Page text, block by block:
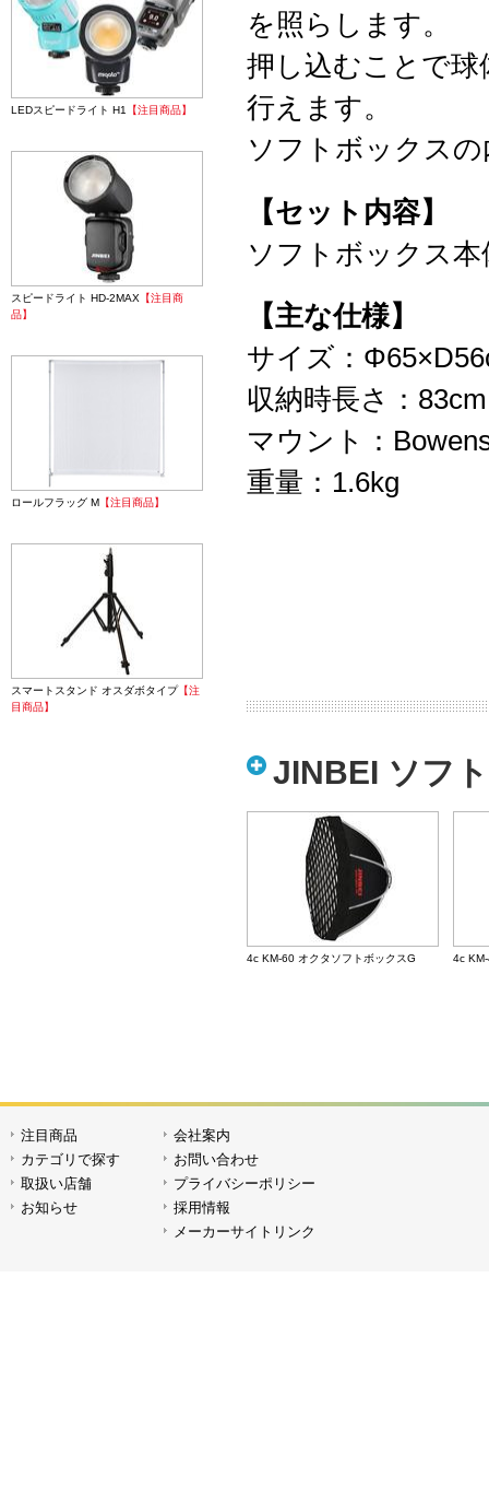
を照らします。
押し込むことで
行えます。
ソフトボックス
【セット内容】
ソフトボックス
【主な仕様】
サイズ：
収納時長さ：83cm
マウント：
重量：1.6kg
JINBEI ソフ
4c KM-60 オクタソフトボックスG 4c
ックス
LEDスピードライト H1 【注目商品】
スピードライト HD-2MAX 【注目商
品】
ロールフラッグ M 【注目商品】
スマートスタンド オスダボタイプ【注
目商品】
注目商品
カテゴリで探す
取扱い店舗
お知らせ
会社案内
お問い合わせ
プライバシーポリシー
採用情報
メーカーサイトリンク